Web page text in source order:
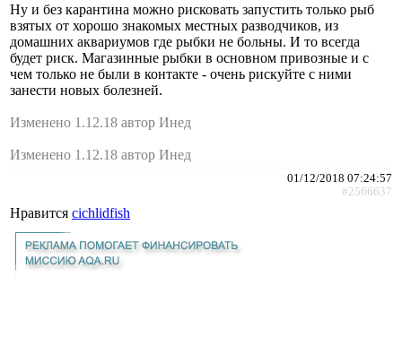
Ну и без карантина можно рисковать запустить только рыб
взятых от хорошо знакомых местных разводчиков, из
домашних аквариумов где рыбки не больны. И то всегда
будет риск. Магазинные рыбки в основном привозные и с
чем только не были в контакте - очень рискуйте с ними
занести новых болезней.
Изменено 1.12.18 автор Инед
Изменено 1.12.18 автор Инед
01/12/2018 07:24:57
#2566637
Нравится cichlidfish